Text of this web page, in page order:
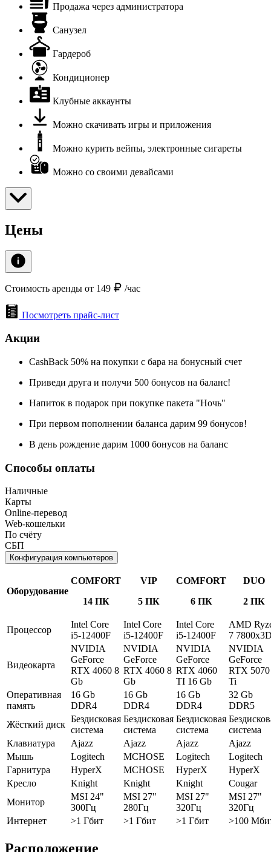
Продажа через администратора
Санузел
Гардероб
Кондиционер
Клубные аккаунты
Можно скачивать игры и приложения
Можно курить вейпы, электронные сигареты
Можно со своими девайсами
Цены
Стоимость аренды от 149 /час
Посмотреть прайс-лист
Акции
CashBack 50% на покупки с бара на бонусный счет
Приведи друга и получи 500 бонусов на баланс!
Напиток в подарок при покупке пакета "Ночь"
При первом пополнении баланса дарим 99 бонусов!
В день рождение дарим 1000 бонусов на баланс
Способы оплаты
Наличные
Карты
Online-перевод
Web-кошельки
По счёту
СБП
Конфигурация компьютеров
Оборудование
COMFORT
14 ПК
VIP
5 ПК
COMFORT
6 ПК
DUO
2 ПК
Процессор
Intel Core
i5-12400F
Intel Core
i5-12400F
Intel Core
i5-12400F
AMD
7
Видеокарта
NVIDIA
GeForce
RTX 4060 8
Gb
NVIDIA
GeForce
RTX 4060 8
Gb
NVIDIA
GeForce
RTX 4060
TI 16 Gb
NVIDIA
GeForce
RTX 5070
Ti
Оперативная
память
16 Gb
DDR4
16 Gb
DDR4
16 Gb
DDR4
32 Gb
DDR5
Жёсткий диск
Бездисковая
система
Бездисковая
система
Бездисковая
система
система
Клавиатура
Ajazz Ajazz Ajazz
Ajazz
Мышь
Logitech MCHOSE Logitech
Logitech
Гарнитура
HyperX MCHOSE HyperX
HyperX
Кресло
Knight Knight Knight
Cougar
Монитор
MSI 24"
300Гц
MSI 27"
280Гц
MSI 27"
320Гц
MSI 27"
320Гц
Интернет
>1 Гбит >1 Гбит >1 Гбит >100
Расположение